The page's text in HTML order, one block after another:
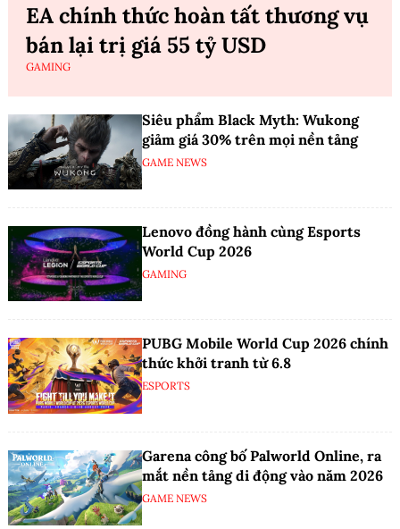
EA chính thức hoàn tất thương vụ
bán lại trị giá 55 tỷ USD
GAMING
Siêu phẩm Black Myth: Wukong
giảm giá 30% trên mọi nền tảng
GAME NEWS
Lenovo đồng hành cùng Esports
World Cup 2026
GAMING
PUBG Mobile World Cup 2026 chính
thức khởi tranh từ 6.8
ESPORTS
Garena công bố Palworld Online, ra
mắt nền tảng di động vào năm 2026
GAME NEWS